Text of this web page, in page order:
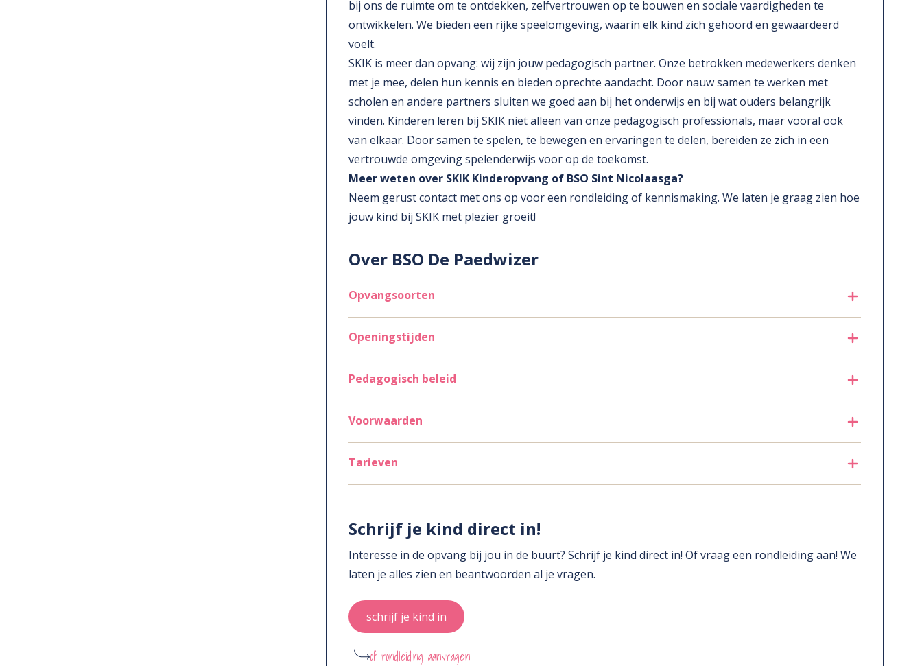
bij ons de ruimte om te ontdekken, zelfvertrouwen op te bouwen en sociale vaardigheden te
ontwikkelen. We bieden een rijke speelomgeving, waarin elk kind zich gehoord en gewaardeerd
voelt.
SKIK is meer dan opvang: wij zijn jouw pedagogisch partner. Onze betrokken medewerkers denken
met je mee, delen hun kennis en bieden oprechte aandacht. Door nauw samen te werken met
scholen en andere partners sluiten we goed aan bij het onderwijs en bij wat ouders belangrijk
vinden. Kinderen leren bij SKIK niet alleen van onze pedagogisch professionals, maar vooral ook
van elkaar. Door samen te spelen, te bewegen en ervaringen te delen, bereiden ze zich in een
vertrouwde omgeving spelenderwijs voor op de toekomst.
Meer weten over SKIK Kinderopvang of BSO Sint Nicolaasga?
Neem gerust contact met ons op voor een rondleiding of kennismaking. We laten je graag zien hoe
jouw kind bij SKIK met plezier groeit!
Over BSO De Paedwizer
Opvangsoorten
Openingstijden
Pedagogisch beleid
Voorwaarden
Tarieven
Schrijf je kind direct in!
Interesse in de opvang bij jou in de buurt? Schrijf je kind direct in! Of vraag een rondleiding aan! We
laten je alles zien en beantwoorden al je vragen.
schrijf je kind in
of rondleiding aanvragen